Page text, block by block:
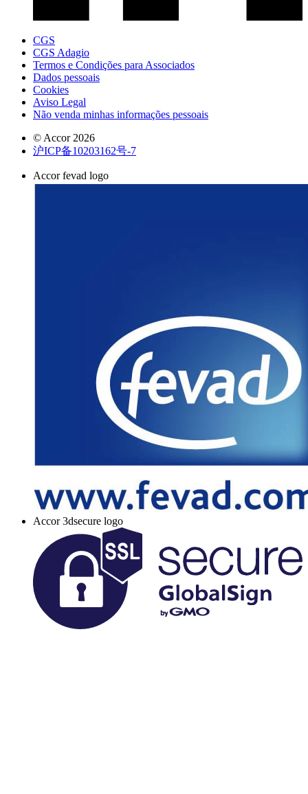
CGS
CGS Adagio
Termos e Condições para Associados
Dados pessoais
Cookies
Aviso Legal
Não venda minhas informações pessoais
© Accor 2026
沪ICP备10203162号-7
Accor fevad logo
Accor 3dsecure logo